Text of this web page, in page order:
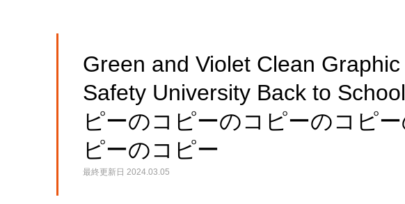
Green and Violet Clean
Safety University Back to
ピーのコピーのコピーのコピ
ピーのコピー
最終更新日 2024.03.05